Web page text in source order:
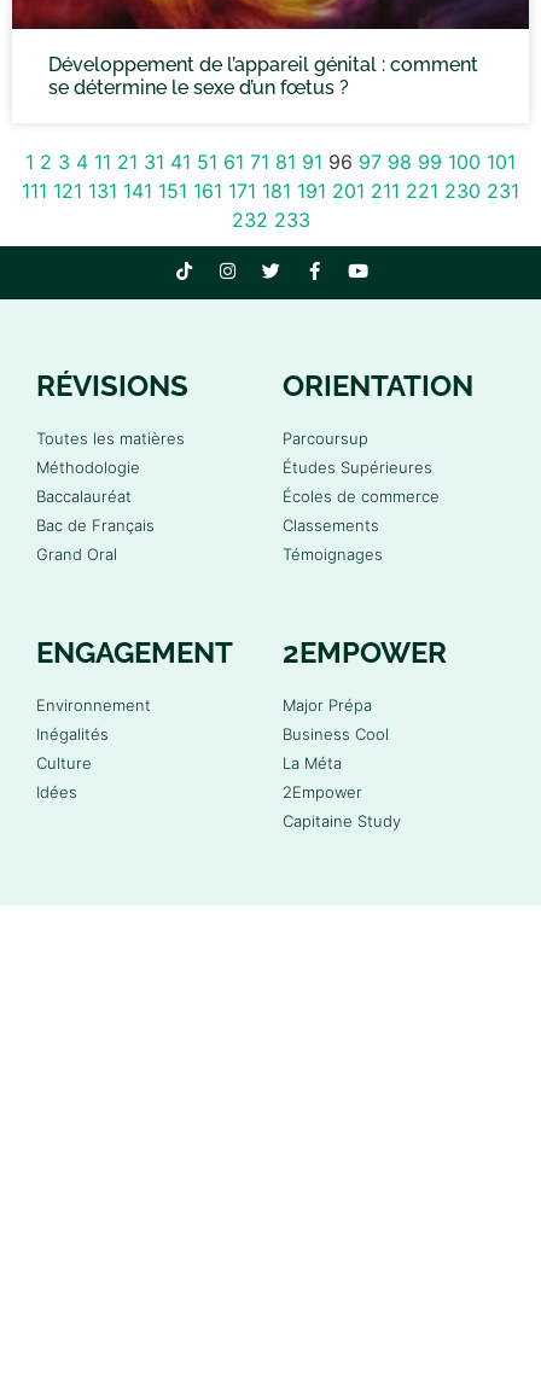
Développement de l’appareil génital : comment
se détermine le sexe d’un fœtus ?
1 2 3 4 11 21 31 41 51 61 71 81 91 96 97 98 99 100 101
111 121 131 141 151 161 171 181 191 201 211 221 230 231
232 233
RÉVISIONS
Toutes les matières
Méthodologie
Baccalauréat
Bac de Français
Grand Oral
ORIENTATION
Parcoursup
Études Supérieures
Écoles de commerce
Classements
Témoignages
ENGAGEMENT
Environnement
Inégalités
Culture
Idées
2EMPOWER
Major Prépa
Business Cool
La Méta
2Empower
Capitaine Study